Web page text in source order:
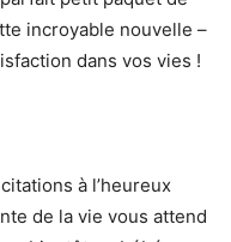
incroyable nouvelle –
dans vos vies !
à l’heureux
de la vie vous attend